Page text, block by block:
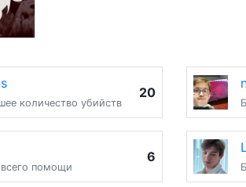
количество убийств
20
помощи
6